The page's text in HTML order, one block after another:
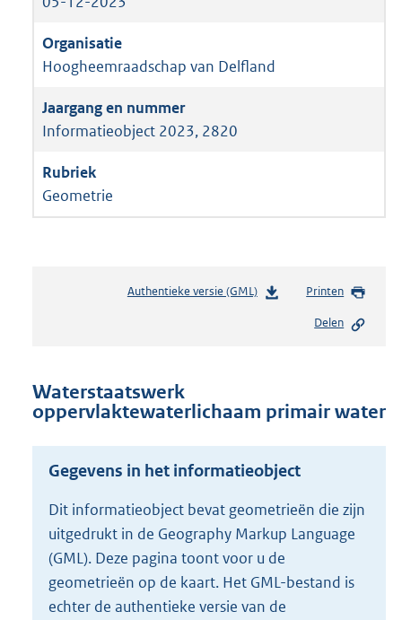
Hoogheemraadschap van Delfland
Informatieobject 2023, 2820
Geometrie
Authentieke versie (GML)b
s
o
t
t
e
:
1
9
Printen
Delen
Waterstaatswerk
oppervlaktewaterlichaam primair water
Gegevens in het informatieobject
Dit informatieobject bevat geometrieën die zijn
uitgedrukt in de Geography Markup Language
(GML). Deze pagina toont voor u de
geometrieën op de kaart. Het GML-bestand is
echter de authentieke versie van de